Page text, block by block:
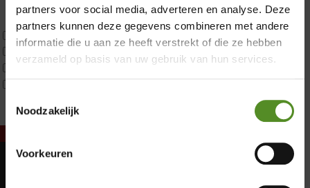
partners voor social media, adverteren en analyse. Deze
partners kunnen deze gegevens combineren met andere
informatie die u aan ze heeft verstrekt of die ze hebben
verzameld op basis van uw gebruik van hun services.
Noodzakelijk
Voorkeuren
Tweepersoons 1 kern
Tweepersoons 2 kernen